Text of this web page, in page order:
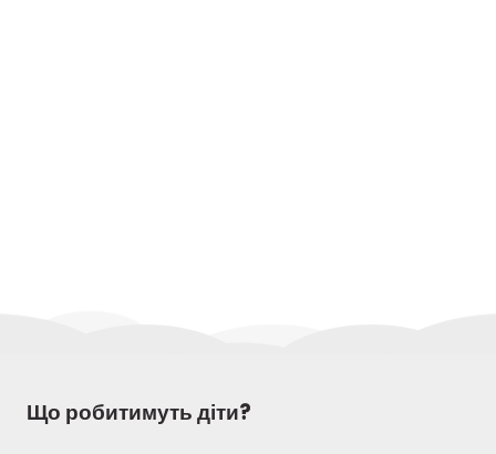
Що робитимуть діти?